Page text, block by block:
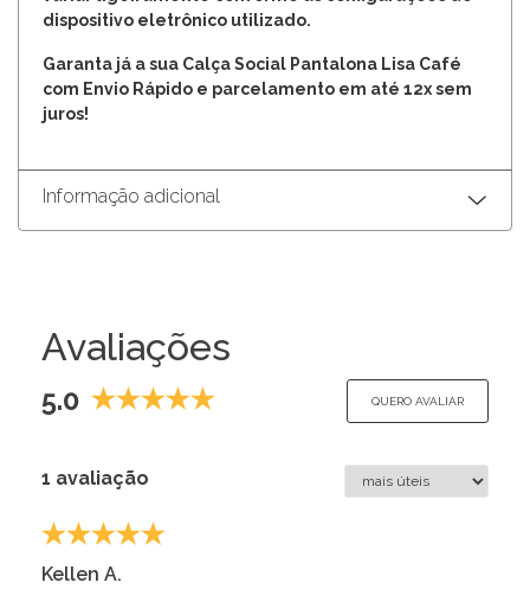
dispositivo eletrônico utilizado.
Garanta já a sua Calça Social Pantalona Lisa Café
com Envio Rápido e parcelamento em até 12x sem
juros!
Informação adicional
Avaliações
5.0 QUERO AVALIAR
1 avaliação
Kellen A.